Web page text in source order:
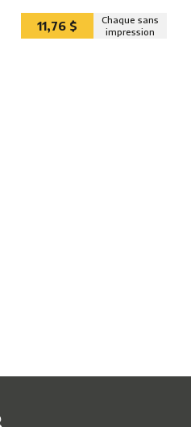
11,76 $
Chaque sans
impression